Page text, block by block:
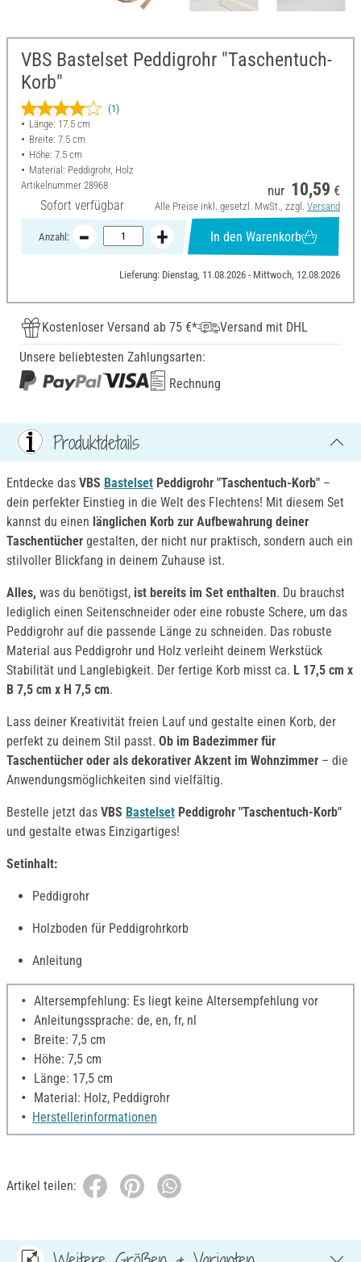
VBS Bastelset Peddigrohr "Taschentuch-
Korb"
(1)
Länge: 17.5 cm
Breite: 7.5 cm
Höhe: 7.5 cm
Material: Peddigrohr, Holz
Artikelnummer 28968
Sofort verfügbar
nur 10,59 €
Alle Preise inkl. gesetzl. MwSt., zzgl. Versand
Anzahl: In den Warenkorb
Lieferung: Dienstag, 11.08.2026 - Mittwoch, 12.08.2026
Kostenloser Versand ab 75 €*
Versand mit DHL
Unsere beliebtesten Zahlungsarten:
Rechnung
Produktdetails
Entdecke das VBS Bastelset Peddigrohr "Taschentuch-Korb" –
dein perfekter Einstieg in die Welt des Flechtens! Mit diesem Set
kannst du einen länglichen Korb zur Aufbewahrung deiner
Taschentücher gestalten, der nicht nur praktisch, sondern auch ein
stilvoller Blickfang in deinem Zuhause ist.
Alles, was du benötigst, ist bereits im Set enthalten. Du brauchst
lediglich einen Seitenschneider oder eine robuste Schere, um das
Peddigrohr auf die passende Länge zu schneiden. Das robuste
Material aus Peddigrohr und Holz verleiht deinem Werkstück
Stabilität und Langlebigkeit. Der fertige Korb misst ca. L 17,5 cm x
B 7,5 cm x H 7,5 cm.
Lass deiner Kreativität freien Lauf und gestalte einen Korb, der
perfekt zu deinem Stil passt. Ob im Badezimmer für
Taschentücher oder als dekorativer Akzent im Wohnzimmer – die
Anwendungsmöglichkeiten sind vielfältig.
Bestelle jetzt das VBS Bastelset Peddigrohr "Taschentuch-Korb"
und gestalte etwas Einzigartiges!
Setinhalt:
Peddigrohr
Holzboden für Peddigrohrkorb
Anleitung
Altersempfehlung: Es liegt keine Altersempfehlung vor
Anleitungssprache: de, en, fr, nl
Breite: 7,5 cm
Höhe: 7,5 cm
Länge: 17,5 cm
Material: Holz, Peddigrohr
Herstellerinformationen
Artikel teilen: